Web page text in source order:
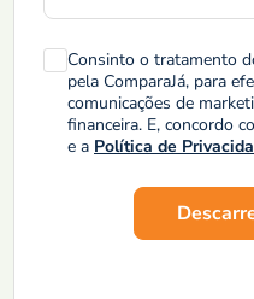
Consinto o tratamento
pela ComparaJá, para
comunicações de
financeira. E, concordo
e a Política de